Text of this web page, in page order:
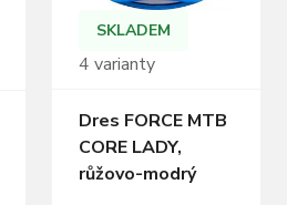
SKLADEM
4 varianty
Dres FORCE MTB
CORE LADY,
růžovo-modrý